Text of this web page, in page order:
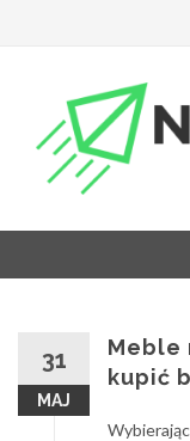
treści
31
MAJ
Meble
kupić